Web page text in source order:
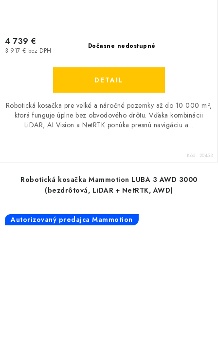
Dočasne nedostupné
3 917 € bez DPH
4 739 €
DETAIL
Robotická kosačka pre veľké a náročné pozemky až do 10 000 m²,
ktorá funguje úplne bez obvodového drôtu. Vďaka kombinácii
LiDAR, AI Vision a NetRTK ponúka presnú navigáciu a...
Kód: 20453
Robotická kosačka Mammotion LUBA 3 AWD 3000
(bezdrôtová, LiDAR + NetRTK, AWD)
Autorizovaný predajca Mammotion